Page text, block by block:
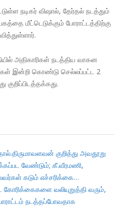
நடிகர் விஷால், தேர்தல் நடத்தும்
மீட்டெடுக்கும் போராட்டத்திற்கு
அதிகாரிகள் நடத்திய வாகன
இன்றி கொண்டு செல்லப்பட்ட 2
குறிப்பிடத்தக்கது.
குறித்து அவதூறு
வேண்டும்; கீ.வீரமணி,
கடும் எச்சரிக்கை…
கோரிக்கைகளை வலியுறுத்தி வரும்,
நடத்தப்போவதாக